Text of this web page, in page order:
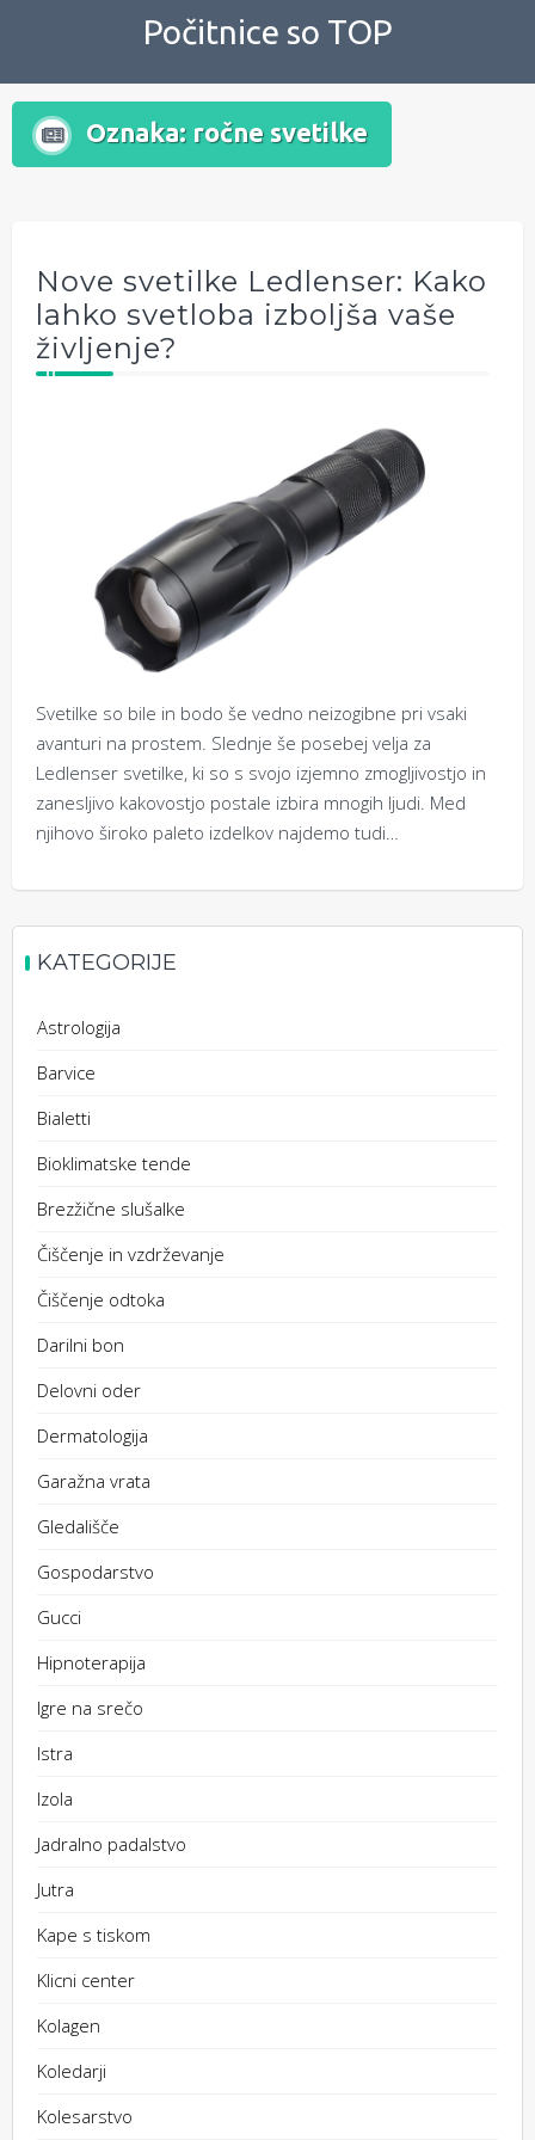
Počitnice so TOP
Oznaka: ročne svetilke
Nove svetilke Ledlenser: Kako
lahko svetloba izboljša vaše
življenje?
Svetilke so bile in bodo še vedno neizogibne pri vsaki
avanturi na prostem. Slednje še posebej velja za
Ledlenser svetilke, ki so s svojo izjemno zmogljivostjo in
zanesljivo kakovostjo postale izbira mnogih ljudi. Med
njihovo široko paleto izdelkov najdemo tudi…
KATEGORIJE
Astrologija
Barvice
Bialetti
Bioklimatske tende
Brezžične slušalke
Čiščenje in vzdrževanje
Čiščenje odtoka
Darilni bon
Delovni oder
Dermatologija
Garažna vrata
Gledališče
Gospodarstvo
Gucci
Hipnoterapija
Igre na srečo
Istra
Izola
Jadralno padalstvo
Jutra
Kape s tiskom
Klicni center
Kolagen
Koledarji
Kolesarstvo